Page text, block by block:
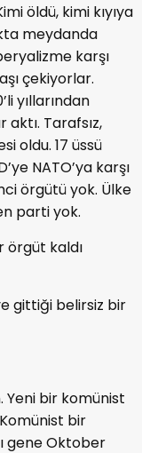
öldü, kimi kıyıya
meydanda
karşı
çekiyorlar.
yıllarından
Tarafsız,
oldu. 17 üssü
NATO’ya karşı
örgütü yok. Ülke
parti yok.
örgüt kaldı
gittiği belirsiz bir
bir komünist
bir
gene Oktober